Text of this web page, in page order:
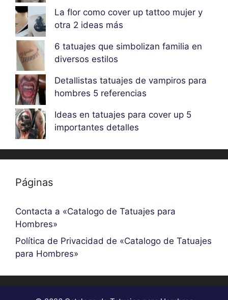
La flor como cover up tattoo mujer y
otra 2 ideas más
6 tatuajes que simbolizan familia en
diversos estilos
Detallistas tatuajes de vampiros para
hombres 5 referencias
Ideas en tatuajes para cover up 5
importantes detalles
Páginas
Contacta a «Catalogo de Tatuajes para
Hombres»
Política de Privacidad de «Catalogo de Tatuajes
para Hombres»